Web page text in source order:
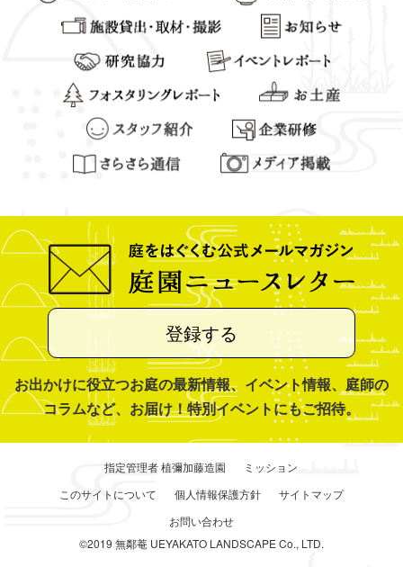
登録する
お出かけに役立つお庭の最新情報、イベント情報、庭師の
コラムなど、お届け！特別イベントにもご招待。
指定管理者 植彌加藤造園
ミッション
このサイトについて
個人情報保護方針
サイトマップ
お問い合わせ
©2019 無鄰菴 UEYAKATO LANDSCAPE Co., LTD.